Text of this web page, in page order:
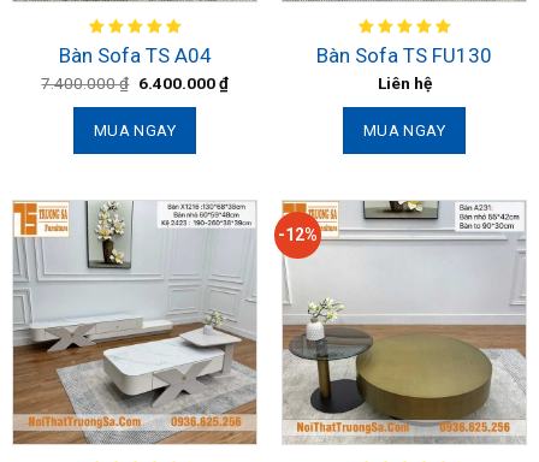
Bàn Sofa TS A04
7.400.000₫ 6.400.000₫
MUA NGAY
Bàn Sofa TS FU130
Liên hệ
MUA NGAY
-12%